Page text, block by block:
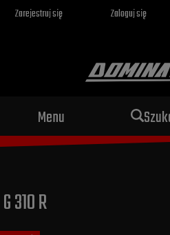
Zarejestruj się Zaloguj się
Menu
G 310 R